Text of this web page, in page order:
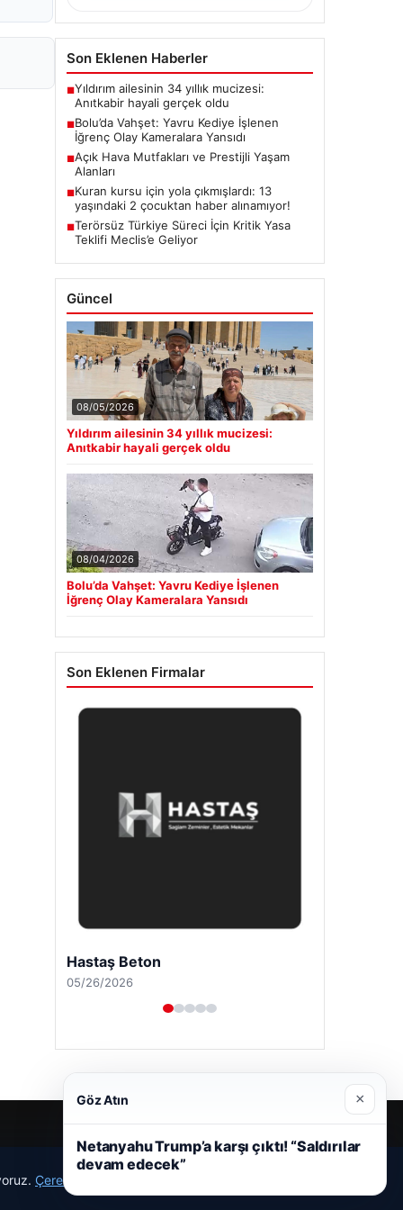
Son Eklenen Haberler
■Yıldırım ailesinin 34 yıllık mucizesi:
Anıtkabir hayali gerçek oldu
■Bolu’da Vahşet: Yavru Kediye İşlenen
İğrenç Olay Kameralara Yansıdı
■Açık Hava Mutfakları ve Prestijli Yaşam
Alanları
■Kuran kursu için yola çıkmışlardı: 13
yaşındaki 2 çocuktan haber alınamıyor!
■Terörsüz Türkiye Süreci İçin Kritik Yasa
Teklifi Meclis’e Geliyor
Güncel
08/05/2026
Yıldırım ailesinin 34 yıllık mucizesi:
Anıtkabir hayali gerçek oldu
08/04/2026
Bolu’da Vahşet: Yavru Kediye İşlenen
İğrenç Olay Kameralara Yansıdı
Son Eklenen Firmalar
Hastaş Beton
05/26/2026
Çerez Politikamız
Göz Atın ×
Netanyahu Trump’a karşı çıktı! “Saldırılar
devam edecek”